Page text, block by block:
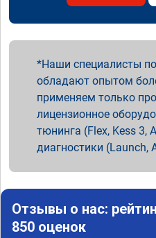
Наши специалисты
обладают опытом
применяем только
лицензионное
тюнинга (Flex, Kess 3,
диагностики (Launch,
Отзывы о нас:
850 оценок